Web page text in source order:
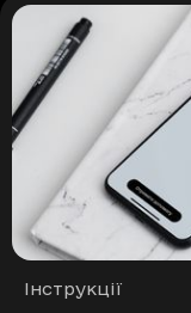
Рубрики
Інструкції